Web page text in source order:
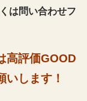
は問い合わせフ
高評価GOOD
いします！